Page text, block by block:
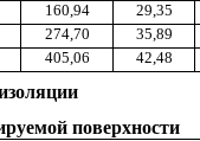
160,94
29,35
274,70
35,89
405,06 42,48
поверхности